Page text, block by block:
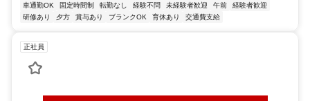
車通勤OK
固定時間制 転勤なし 経験不問 未経験者歓迎 午前
経験者歓迎
研修あり
夕方 賞与あり ブランクOK 育休あり 交通費支給
正社員